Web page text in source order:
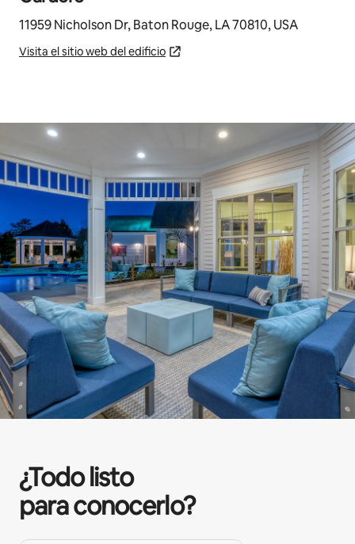
11959 Nicholson Dr, Baton Rouge, LA 70810, USA
Visita el sitio web del edificio
¿Todo listo
para conocerlo?